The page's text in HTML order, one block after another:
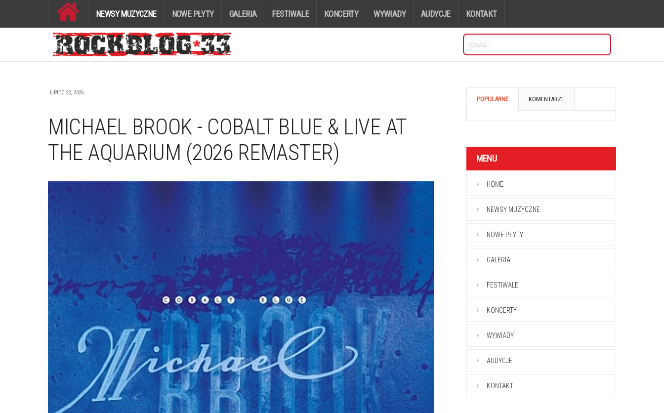
NEWSY MUZYCZNE NOWE PŁYTY GALERIA FESTIWALE KONCERTY WYWIADY AUDYCJE KONTAKT
LIPIEC 22, 2026
MICHAEL BROOK - COBALT BLUE & LIVE AT
THE AQUARIUM (2026 REMASTER)
POPULARNE KOMENTARZE
MENU
HOME
NEWSY MUZYCZNE
NOWE PŁYTY
GALERIA
FESTIWALE
KONCERTY
WYWIADY
AUDYCJE
KONTAKT